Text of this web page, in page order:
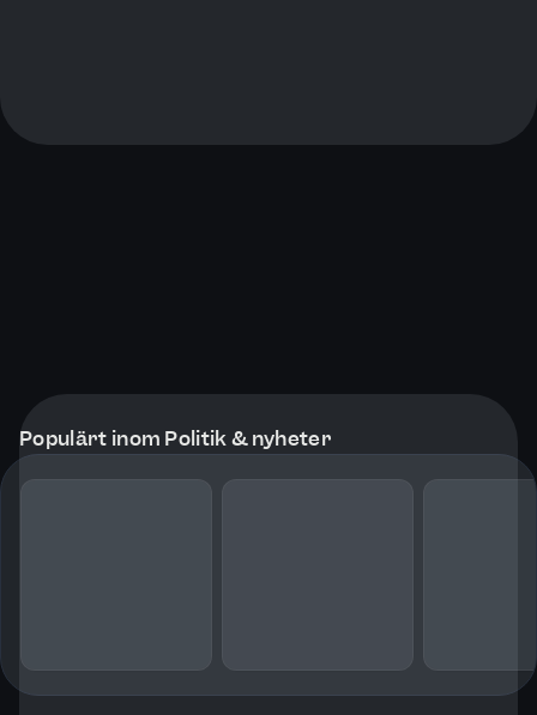
Populärt inom Politik & nyheter